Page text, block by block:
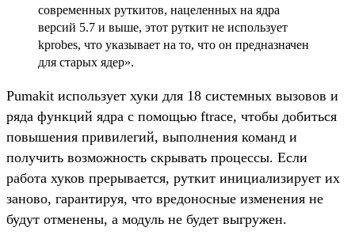
современных руткитов, нацеленных на ядра
версий 5.7 и выше, этот руткит не использует
kprobes, что указывает на то, что он предназначен
для старых ядер».
Pumakit использует хуки для 18 системных вызовов и
ряда функций ядра с помощью ftrace, чтобы добиться
повышения привилегий, выполнения команд и
получить возможность скрывать процессы. Если
работа хуков прерывается, руткит инициализирует их
заново, гарантируя, что вредоносные изменения не
будут отменены, а модуль не будет выгружен.